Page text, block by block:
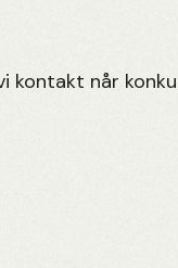
kontakt når